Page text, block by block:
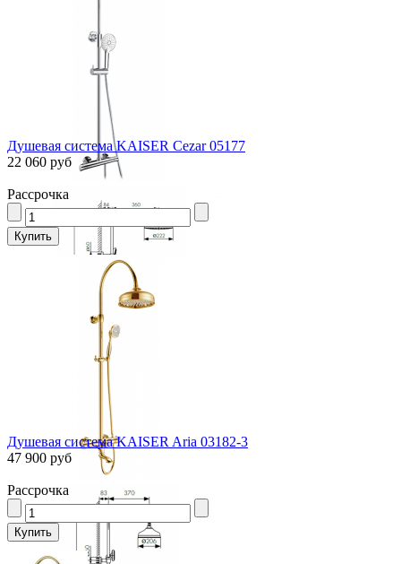
Душевая система KAISER Cezar 05177
22 060 руб
Рассрочка
Душевая система KAISER Aria 03182-3
47 900 руб
Рассрочка